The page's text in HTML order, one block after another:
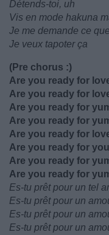
Détends-toi, uh
Vis en mode hakuna
Je me demande ce
Je veux tapoter ça
(Pre chorus :)
Are you ready for
Are you ready for
Are you ready for
Are you ready for
Are you ready for
Are you ready for
Are you ready for
Are you ready for
Es-tu prêt pour un tel
Es-tu prêt pour un
Es-tu prêt pour un
Es-tu prêt pour un